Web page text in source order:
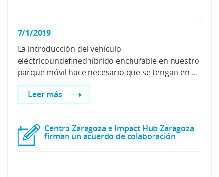
7/1/2019
La introducción del vehículo
eléctricoundefinedhíbrido enchufable en nuestro
parque móvil hace necesario que se tengan en cuenta las características de estos vehículos en su manipulación en el taller, ya que disponen de una batería en la que se producen unas reacciones químicas y unos circuitos que parten de la misma con alto voltaje. Estas dos circunstancias generan unos riesgos específicos que no existían en los vehículos convencionales con motor de combustión.
Leer más
Centro Zaragoza e Impact Hub Zaragoza
firman un acuerdo de colaboración